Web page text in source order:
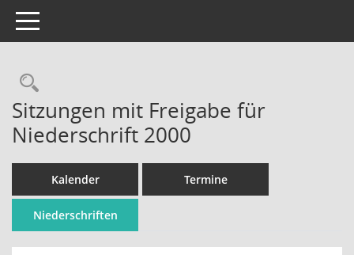
Toggle navigation
Rechercheauswahl
Sitzungen mit Freigabe für
Niederschrift 2000
Kalender Termine
Niederschriften